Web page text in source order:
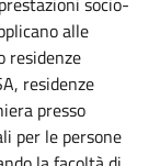
alle
residenze
residenze
presso
per le persone